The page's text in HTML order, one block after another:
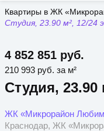
Квартиры в ЖК
Студия, 23.90 м², 12/24
Студия, 23.90
4 852 851 руб.
ЖК «Микрорайон
Краснодар, ЖК
210 993 руб. за м²